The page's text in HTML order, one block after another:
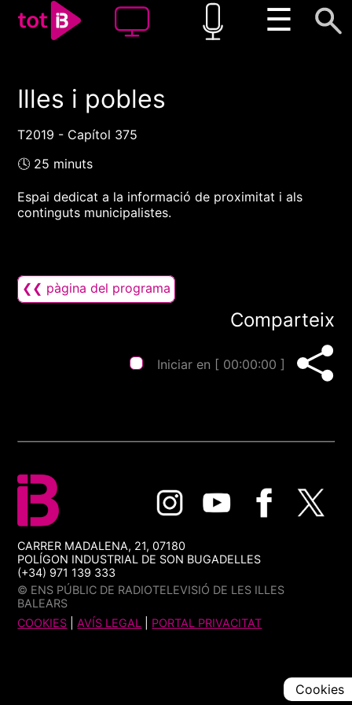
☰
00:00 00:00
1x
Illes i pobles
T2019 - Capítol 375
🕓 25 minuts
Espai dedicat a la informació de proximitat i als
continguts municipalistes.
❮❮ pàgina del programa
Comparteix
Iniciar en [ 00:00:00 ]
CARRER MADALENA, 21, 07180
POLÍGON INDUSTRIAL DE SON BUGADELLES
(+34) 971 139 333
© ENS PÚBLIC DE RADIOTELEVISIÓ DE LES ILLES
BALEARS
COOKIES |AVÍS LEGAL PORTAL PRIVACITAT
Cookies